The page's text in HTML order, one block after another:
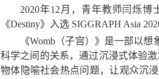
2020年12 月，青年教师闫烁博
《Destiny》入选 SIGGRAPH Asia
《Womb （子宫）》是一部以
科学之间的关系，通过沉浸式体验
物体隐喻社会热点问题，让观众沉